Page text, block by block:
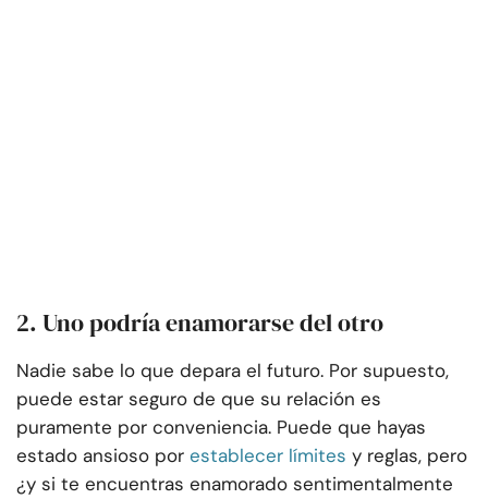
2. Uno podría enamorarse del otro
Nadie sabe lo que depara el futuro. Por supuesto,
puede estar seguro de que su relación es
puramente por conveniencia. Puede que hayas
estado ansioso por establecer límites y reglas, pero
¿y si te encuentras enamorado sentimentalmente